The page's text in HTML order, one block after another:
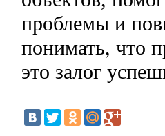
проблемы и
понимать, что
это залог